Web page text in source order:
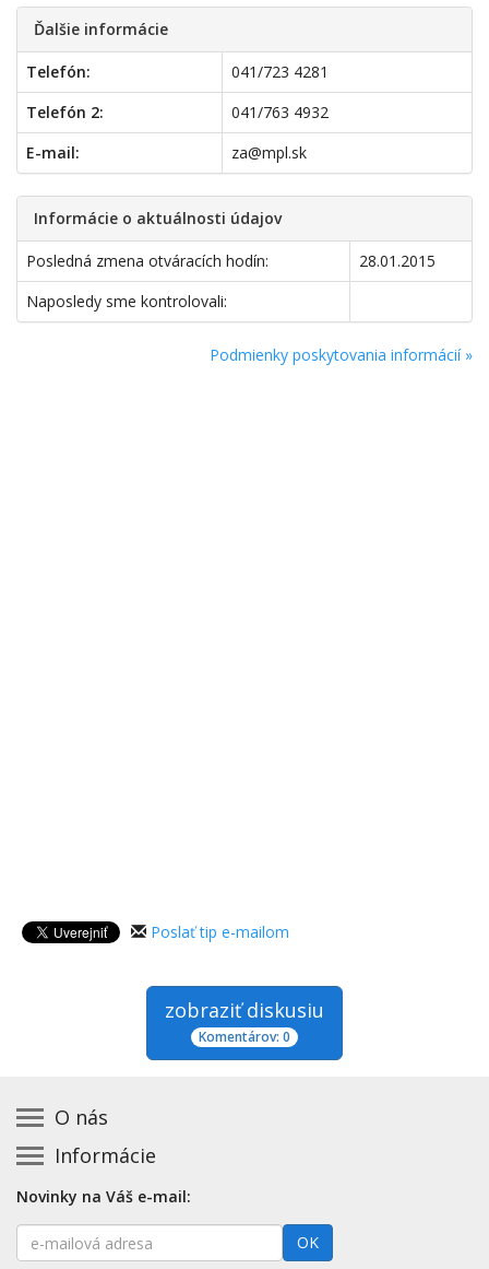
Ďalšie informácie
Telefón:
041/723 4281
Telefón 2:
041/763 4932
E-mail:
za@mpl.sk
Informácie o aktuálnosti údajov
Posledná zmena otváracích hodín:
28.01.2015
Naposledy sme kontrolovali:
Podmienky poskytovania informácií »
Poslať tip e-mailom
zobraziť diskusiu
Komentárov: 0
O nás
Kontakt na prevádzkovateľa
Zásady používania cookies
Prehlásenie o prístupnosti
Mapa stránok
Informácie
Základná registrácia otváracích hodín zadarmo
Platené služby
Novinky na Váš e-mail:
E-
mailová
OK